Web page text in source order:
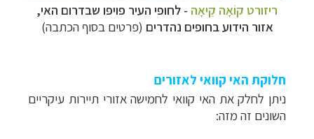
ריזורט קוֹאָה קֵיאָה - לחופי העיר פויפו שבדרום האי,
אזור הידוע בחופים נהדרים (פרטים בסוף הכתבה)
חלוקת האי קוואי לאזורים
ניתן לחלק את האי קוואי לחמישה אזורי תיירות עיקריים
השונים זה מזה: